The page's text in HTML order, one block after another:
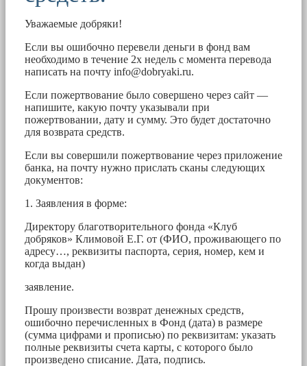
Уважаемые добряки!
Если вы ошибочно перевели деньги в фонд вам
необходимо в течение 2х недель с момента перевода
написать на почту info@dobryaki.ru.
Если пожертвование было совершено через сайт —
напишите, какую почту указывали при
пожертвовании, дату и сумму. Это будет достаточно
для возврата средств.
Если вы совершили пожертвование через приложение
банка, на почту нужно прислать сканы следующих
документов:
1. Заявления в форме:
Директору благотворительного фонда «Клуб
добряков» Климовой Е.Г. от (ФИО, проживающего по
адресу…, реквизиты паспорта, серия, номер, кем и
когда выдан)
заявление.
Прошу произвести возврат денежных средств,
ошибочно перечисленных в Фонд (дата) в размере
(сумма цифрами и прописью) по реквизитам: указать
полные реквизиты счета карты, с которого было
произведено списание. Дата, подпись.